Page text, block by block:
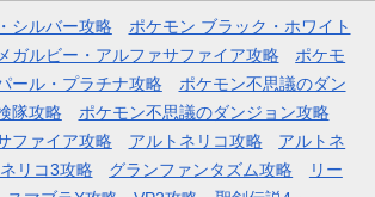
シルバー攻略
ポケモン ブラック・ホワイト
ガルビー・アルファサファイア攻略
ポケモ
ール・プラチナ攻略
ポケモン不思議のダン
隊攻略
ポケモン不思議のダンジョン攻略
ファイア攻略
アルトネリコ攻略
アルトネ
リコ3攻略 グランファンタズム攻略
リー